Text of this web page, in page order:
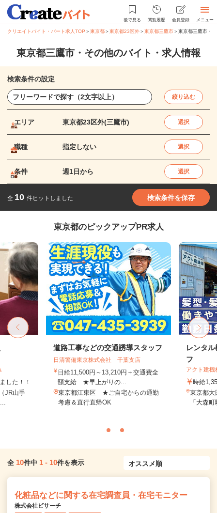
後で見る 閲覧履歴 会員登録 メニュー
クリエイトバイト・パート求人TOP ＞東京都＞東京都23区外＞東京都三鷹市＞東京都三鷹市・
東京都三鷹市・その他のバイト・求人情報
検索条件の設定
絞り込む
エリア 東京都23区外(三鷹市) 選択
職種 指定しない 選択
条件 週1日から 選択
全 10 件ヒットしました 検索条件を保存
東京都のピックアップPR求人
した！！
JR山手
道路工事などの交通誘導スタッフ
日清警備東京株式会社 千葉支店
日給11,500円～13,210円＋交通費全
額支給 ★早上がりの...
東京都江東区 ★ご自宅からの通勤
考慮＆直行直帰OK
レンタ
フ
アクト建機
時給
東京都大
「大森
全 10件中 1 - 10件を表示
化粧品などに関する在宅調査員・在宅モニター
株式会社ビサーチ